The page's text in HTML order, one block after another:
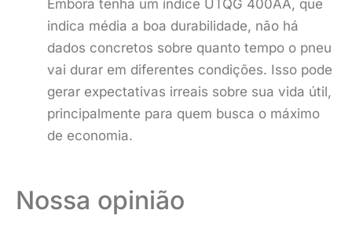
Embora tenha um índice UTQG 400AA, que
indica média a boa durabilidade, não há
dados concretos sobre quanto tempo o pneu
vai durar em diferentes condições. Isso pode
gerar expectativas irreais sobre sua vida útil,
principalmente para quem busca o máximo
de economia.
Nossa opinião